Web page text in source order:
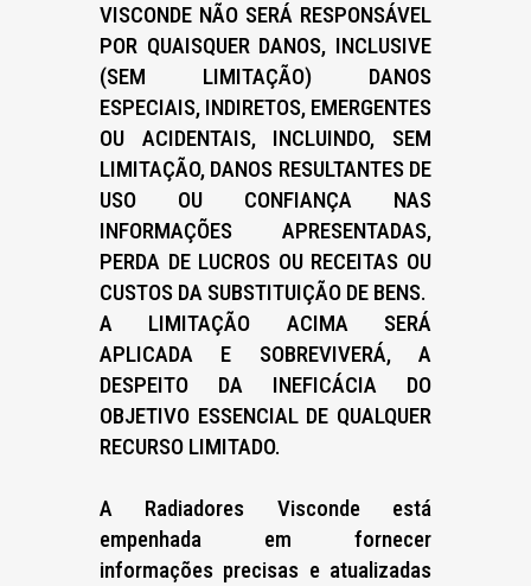
VISCONDE NÃO SERÁ RESPONSÁVEL
POR QUAISQUER DANOS, INCLUSIVE
(SEM LIMITAÇÃO) DANOS
ESPECIAIS, INDIRETOS, EMERGENTES
OU ACIDENTAIS, INCLUINDO, SEM
LIMITAÇÃO, DANOS RESULTANTES DE
USO OU CONFIANÇA NAS
INFORMAÇÕES APRESENTADAS,
PERDA DE LUCROS OU RECEITAS OU
CUSTOS DA SUBSTITUIÇÃO DE BENS.
A LIMITAÇÃO ACIMA SERÁ
APLICADA E SOBREVIVERÁ, A
DESPEITO DA INEFICÁCIA DO
OBJETIVO ESSENCIAL DE QUALQUER
RECURSO LIMITADO.
A Radiadores Visconde está
empenhada em fornecer
informações precisas e atualizadas